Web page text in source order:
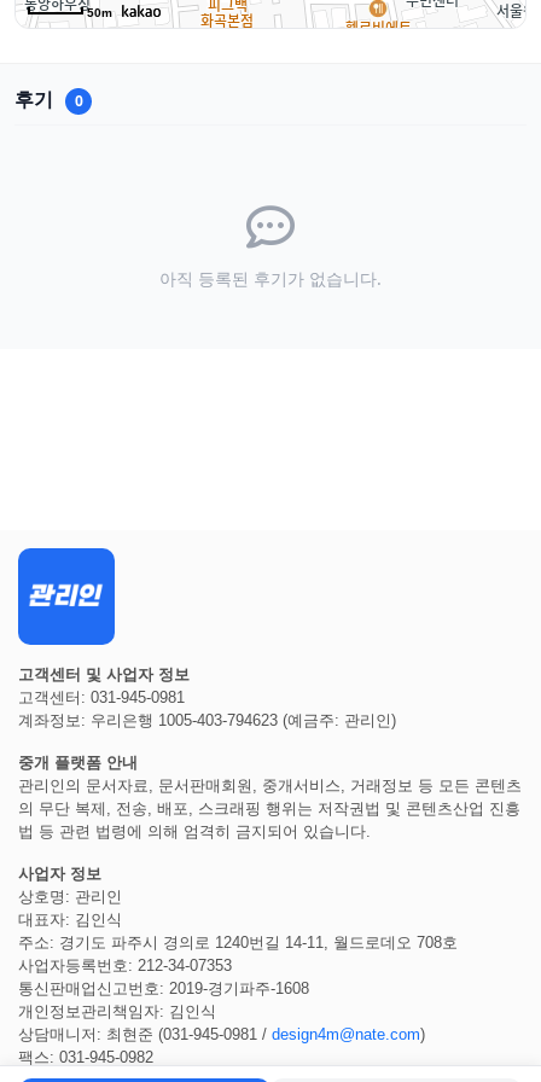
50m
후기 0
아직 등록된 후기가 없습니다.
고객센터 및 사업자 정보
고객센터: 031-945-0981
계좌정보: 우리은행 1005-403-794623 (예금주: 관리인)
중개 플랫폼 안내
관리인의 문서자료, 문서판매회원, 중개서비스, 거래정보 등 모든 콘텐츠
의 무단 복제, 전송, 배포, 스크래핑 행위는 저작권법 및 콘텐츠산업 진흥
법 등 관련 법령에 의해 엄격히 금지되어 있습니다.
사업자 정보
상호명: 관리인
대표자: 김인식
주소: 경기도 파주시 경의로 1240번길 14-11, 월드로데오 708호
사업자등록번호: 212-34-07353
통신판매업신고번호: 2019-경기파주-1608
개인정보관리책임자: 김인식
상담매니저: 최현준 (031-945-0981 / design4m@nate.com)
팩스: 031-945-0982